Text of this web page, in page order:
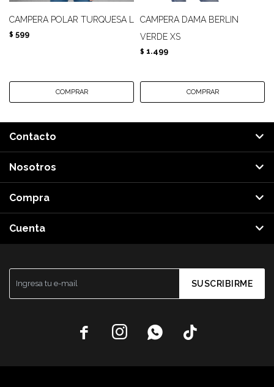
CAMPERA POLAR TURQUESA L
$ 599
CAMPERA DAMA BERLIN
VERDE XS
$ 1.499
SUSCRIBIRME
   
Contacto
Nosotros
Compra
Cuenta